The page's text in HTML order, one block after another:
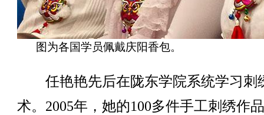
图为各国学员佩戴庆阳香包。
任艳艳先后在陇东学院系统学习刺
术。2005年，她的100多件手工刺绣作